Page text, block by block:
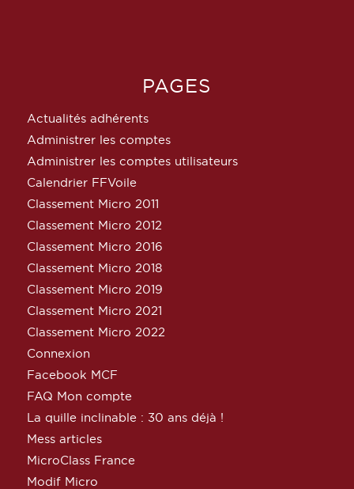
PAGES
Actualités adhérents
Administrer les comptes
Administrer les comptes utilisateurs
Calendrier FFVoile
Classement Micro 2011
Classement Micro 2012
Classement Micro 2016
Classement Micro 2018
Classement Micro 2019
Classement Micro 2021
Classement Micro 2022
Connexion
Facebook MCF
FAQ Mon compte
La quille inclinable : 30 ans déjà !
Mess articles
MicroClass France
Modif Micro